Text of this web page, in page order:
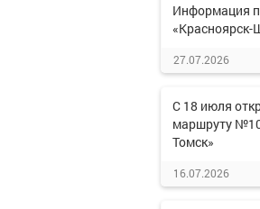
Информация
«Красноярск-
27.07.2026
С 18 июля
маршруту
Томск»
16.07.2026